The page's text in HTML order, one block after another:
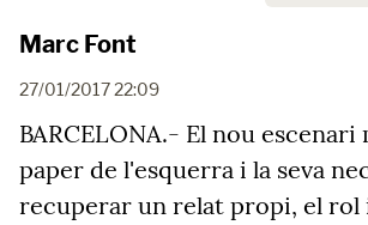
Marc Font
27/01/2017 22:09
BARCELONA.- El nou escenari
paper de l'esquerra i la seva
recuperar un relat propi, el rol